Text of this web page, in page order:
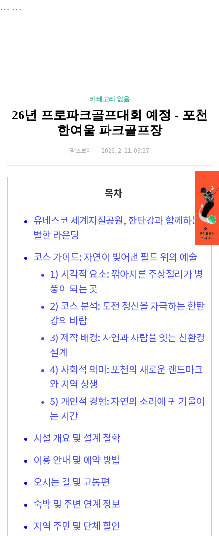
… …
카테고리 없음
26년 프로파크골프대회 예정 - 포천
한여울 파크골프장
팜스보이 2026. 2. 21. 03:27
목차
유네스코 세계지질공원, 한탄강과 함께하는 특
별한 라운딩
코스 가이드: 자연이 빚어낸 필드 위의 예술
1) 시각적 요소: 깎아지른 주상절리가 병
풍이 되는 곳
2) 코스 분석: 도전 정신을 자극하는 한탄
강의 바람
3) 제작 배경: 자연과 사람을 잇는 친환경
설계
4) 사회적 의미: 포천의 새로운 랜드마크
와 지역 상생
5) 개인적 경험: 자연의 소리에 귀 기울이
는 시간
시설 개요 및 설계 철학
이용 안내 및 예약 방법
오시는 길 및 교통편
숙박 및 주변 연계 정보
지역 주민 및 단체 할인